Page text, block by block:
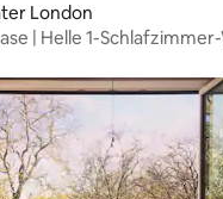
London
| Helle 1-